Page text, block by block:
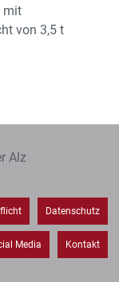
mit
von 3,5 t
Alz
Datenschutz
Media Kontakt